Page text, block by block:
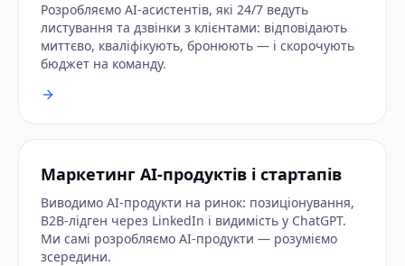
Розробляємо AI-асистентів, які 24/7 ведуть
листування та дзвінки з клієнтами: відповідають
миттєво, кваліфікують, бронюють — і скорочують
бюджет на команду.
Маркетинг AI-продуктів і стартапів
Виводимо AI-продукти на ринок: позиціонування,
B2B-лідген через LinkedIn і видимість у ChatGPT.
Ми самі розробляємо AI-продукти — розуміємо
зсередини.